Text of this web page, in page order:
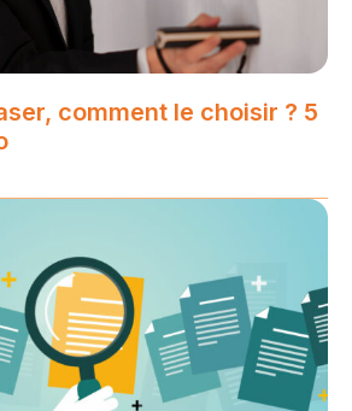
comment le choisir ? 5